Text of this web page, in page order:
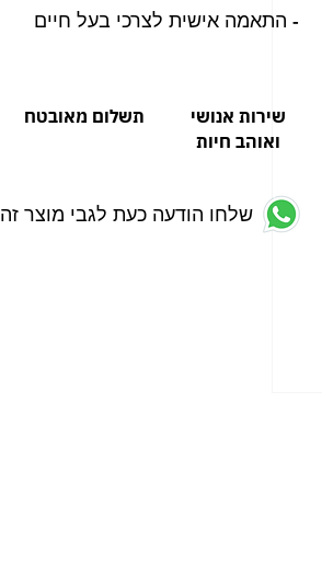
- התאמה אישית לצרכי בעל חיים
שלחו הודעה כעת לגבי מוצר זה
תשלום מאובטח
שירות אנושי
ואוהב חיות